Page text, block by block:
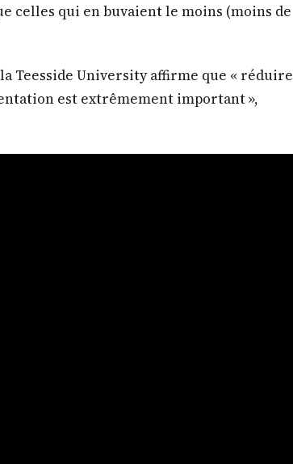
celles qui en buvaient le moins (moins de
Teesside University affirme que « réduire
est extrêmement important »,